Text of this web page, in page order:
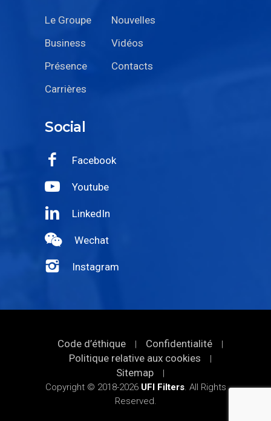
Le Groupe
Nouvelles
Business
Vidéos
Présence
Contacts
Carrières
Social
Facebook
Youtube
LinkedIn
Wechat
Instagram
Code d’éthique | Confidentialité |
Politique relative aux cookies |
Sitemap
|
Copyright © 2018-2026 UFI Filters. All Rights
Reserved.